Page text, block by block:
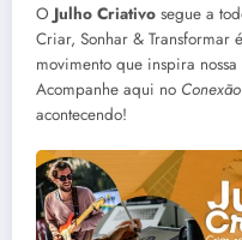
O Julho Criativo segue a
Criar, Sonhar &
movimento que inspira
Acompanhe aqui no
acontecendo!